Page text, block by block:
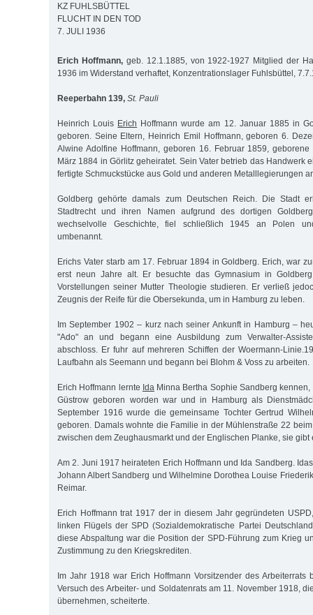
KZ FUHLSBÜTTEL
FLUCHT IN DEN TOD
7. JULI 1936
Erich Hoffmann,geb. 12.1.1885, von 1922-1927 Mitglied der
1936 im Widerstand verhaftet, Konzentrationslager Fuhlsbüttel,
Reeperbahn 139, St. Pauli
Heinrich Louis Erich Hoffmann wurde am 12. Januar 1885 in
geboren. Seine Eltern, Heinrich Emil Hoffmann, geboren 6.
Alwine Adolfine Hoffmann, geboren 16. Februar 1859,
März 1884 in Görlitz geheiratet. Sein Vater betrieb das Handwerk
fertigte Schmuckstücke aus Gold und anderen Metalllegierungen
Goldberg gehörte damals zum Deutschen Reich. Die Stadt
Stadtrecht und ihren Namen aufgrund des dortigen
wechselvolle Geschichte, fiel schließlich 1945 an Polen
umbenannt.
Erichs Vater starb am 17. Februar 1894 in Goldberg. Erich, war
erst neun Jahre alt. Er besuchte das Gymnasium in
Vorstellungen seiner Mutter Theologie studieren. Er verließ
Zeugnis der Reife für die Obersekunda, um in Hamburg zu leben.
Im September 1902 – kurz nach seiner Ankunft in Hamburg –
"Ado" an und begann eine Ausbildung zum Verwalter-
abschloss. Er fuhr auf mehreren Schiffen der Woermann-
Laufbahn als Seemann und begann bei Blohm & Voss zu arbeiten.
Erich Hoffmann lernte IdaMinna Bertha Sophie Sandberg
Güstrow geboren worden war und in Hamburg als
September 1916 wurde die gemeinsame Tochter Gertrud
geboren. Damals wohnte die Familie in der Mühlenstraße 22
zwischen dem Zeughausmarkt und der Englischen Planke, sie gibt
Am 2. Juni 1917 heirateten Erich Hoffmann und Ida Sandberg.
Johann Albert Sandberg und Wilhelmine Dorothea Louise
Reimar.
Erich Hoffmann trat 1917 der in diesem Jahr gegründeten
linken Flügels der SPD (Sozialdemokratische Partei
diese Abspaltung war die Position der SPD-Führung zum Krieg
Zustimmung zu den Kriegskrediten.
Im Jahr 1918 war Erich Hoffmann Vorsitzender des Arbeiterrats
Versuch des Arbeiter- und Soldatenrats am 11. November 1918,
übernehmen, scheiterte.